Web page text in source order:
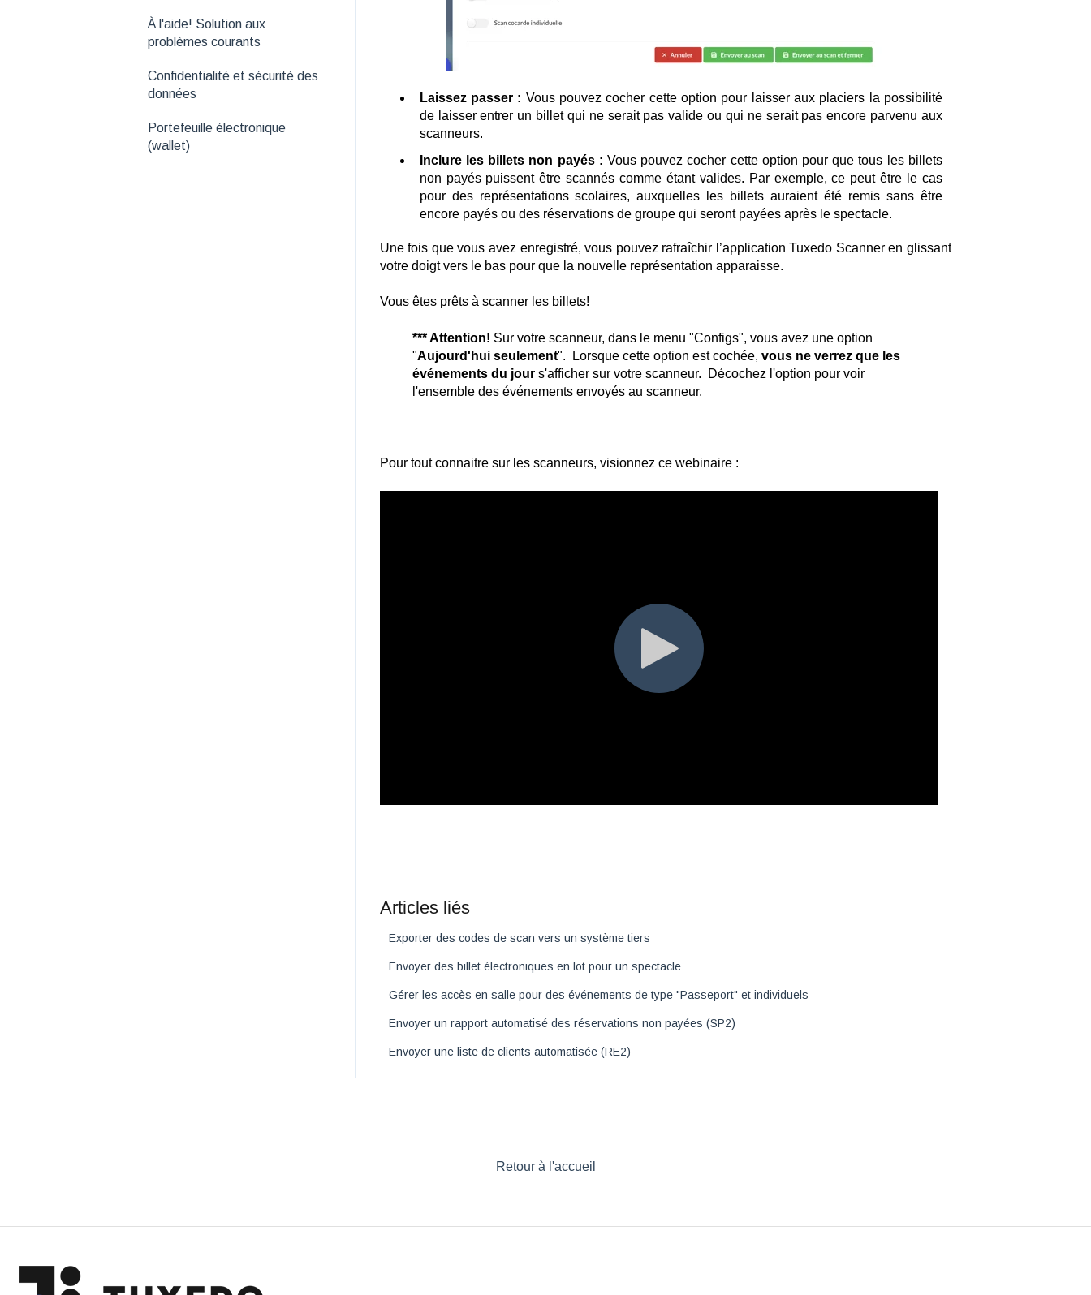
Laissez passer : Vous pouvez cocher cette option pour laisser aux placiers la possibilité
de laisser entrer un billet qui ne serait pas valide ou qui ne serait pas encore parvenu aux
scanneurs.
Inclure les billets non payés : Vous pouvez cocher cette option pour que tous les billets
non payés puissent être scannés comme étant valides. Par exemple, ce peut être le cas
pour des représentations scolaires, auxquelles les billets auraient été remis sans être
encore payés ou des réservations de groupe qui seront payées après le spectacle.
Une fois que vous avez enregistré, vous pouvez rafraîchir l’application Tuxedo Scanner en glissant
votre doigt vers le bas pour que la nouvelle représentation apparaisse.
Vous êtes prêts à scanner les billets!
*** Attention! Sur votre scanneur, dans le menu "Configs", vous avez une option
"Aujourd'hui seulement". Lorsque cette option est cochée, vous ne verrez que les
événements du jour s'afficher sur votre scanneur. Décochez l'option pour voir
l'ensemble des événements envoyés au scanneur.
Pour tout connaitre sur les scanneurs, visionnez ce webinaire :
Articles liés
Exporter des codes de scan vers un système tiers
Envoyer des billet électroniques en lot pour un spectacle
Gérer les accès en salle pour des événements de type "Passeport" et individuels
Envoyer un rapport automatisé des réservations non payées (SP2)
Envoyer une liste de clients automatisée (RE2)
À l'aide! Solution aux
problèmes courants
Confidentialité et sécurité des
données
Portefeuille électronique
(wallet)
Retour à l'accueil